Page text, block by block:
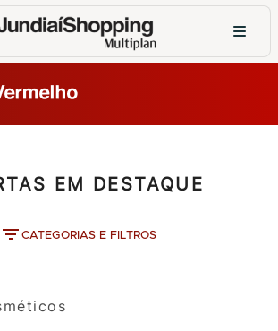
EM DESTAQUE
CATEGORIAS E FILTROS